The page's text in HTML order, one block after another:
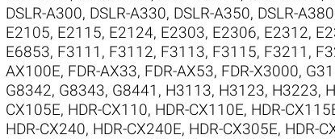
DSLR-A300, DSLR-A330, DSLR-A350, DSLR-A380
E2105, E2115, E2124, E2303, E2306, E2312,
E6853, F3111 , F3112, F3113, F3115, F3211 ,
AX100E, FDR-AX33, FDR-AX53, FDR-X3000,
G8342, G8343, G8441 , H3113, H3123, H3223,
CX105E, HDR-CX110, HDR-CX110E, HDR-
HDR-CX240, HDR-CX240E, HDR-CX305E, HDR-